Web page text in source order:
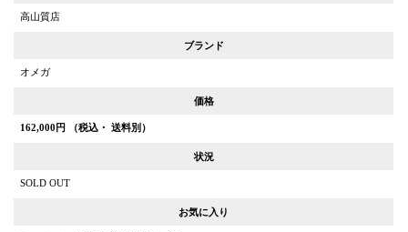
高山質店
ブランド
オメガ
価格
162,000 円 （税込・ 送料別）
状況
SOLD OUT
お気に入り